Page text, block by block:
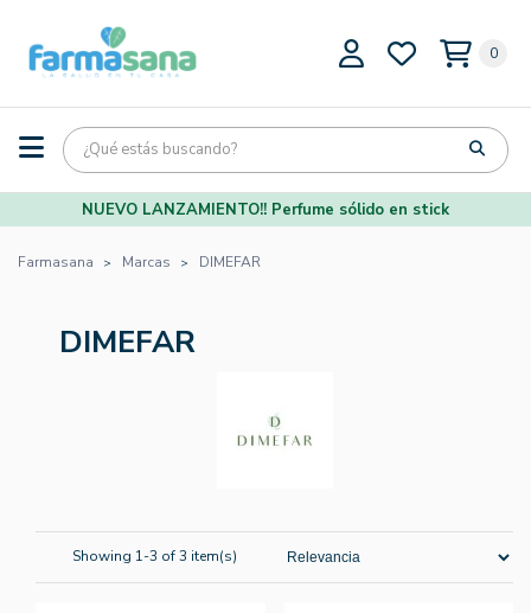
0
NUEVO LANZAMIENTO!! Perfume sólido en stick
Farmasana Marcas DIMEFAR
DIMEFAR
Showing 1-3 of 3 item(s)